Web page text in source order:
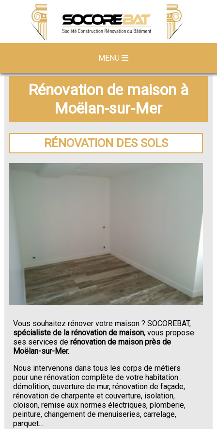
MENU
Rénovation de maison à
Moëlan-sur-Mer
RÉNOVATION DES SOLS
Vous souhaitez rénover votre maison ? SOCOREBAT,
spécialiste de la rénovation de maison, vous propose
ses services derénovation de maison près de
Moëlan-sur-Mer.
Nous intervenons dans tous les corps de métiers
pour une rénovation complète de votre habitation :
démolition, ouverture de mur, rénovation de façade,
rénovation de charpente et couverture, isolation,
cloison, remise aux normes électriques, plomberie,
peinture, changement de menuiseries, carrelage,
parquet...